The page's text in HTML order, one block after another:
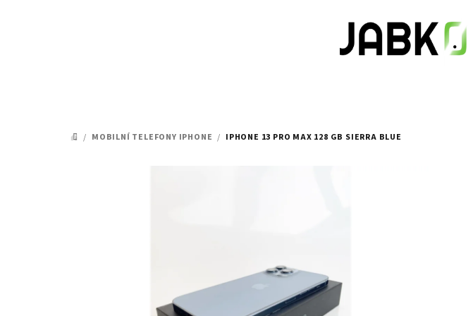
DOMŮ
/ MOBILNÍ TELEFONY IPHONE / IPHONE 13 PRO MAX 128 GB SIERRA BLUE